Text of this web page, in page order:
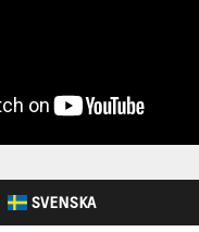
SVENSKA